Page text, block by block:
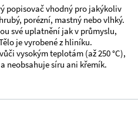
popisovač vhodný pro jakýkoliv
porézní, mastný nebo vlhký.
své uplatnění jak v průmyslu,
je vyrobené z hliníku.
vysokým teplotám (až 250 °C),
neobsahuje síru ani křemík.